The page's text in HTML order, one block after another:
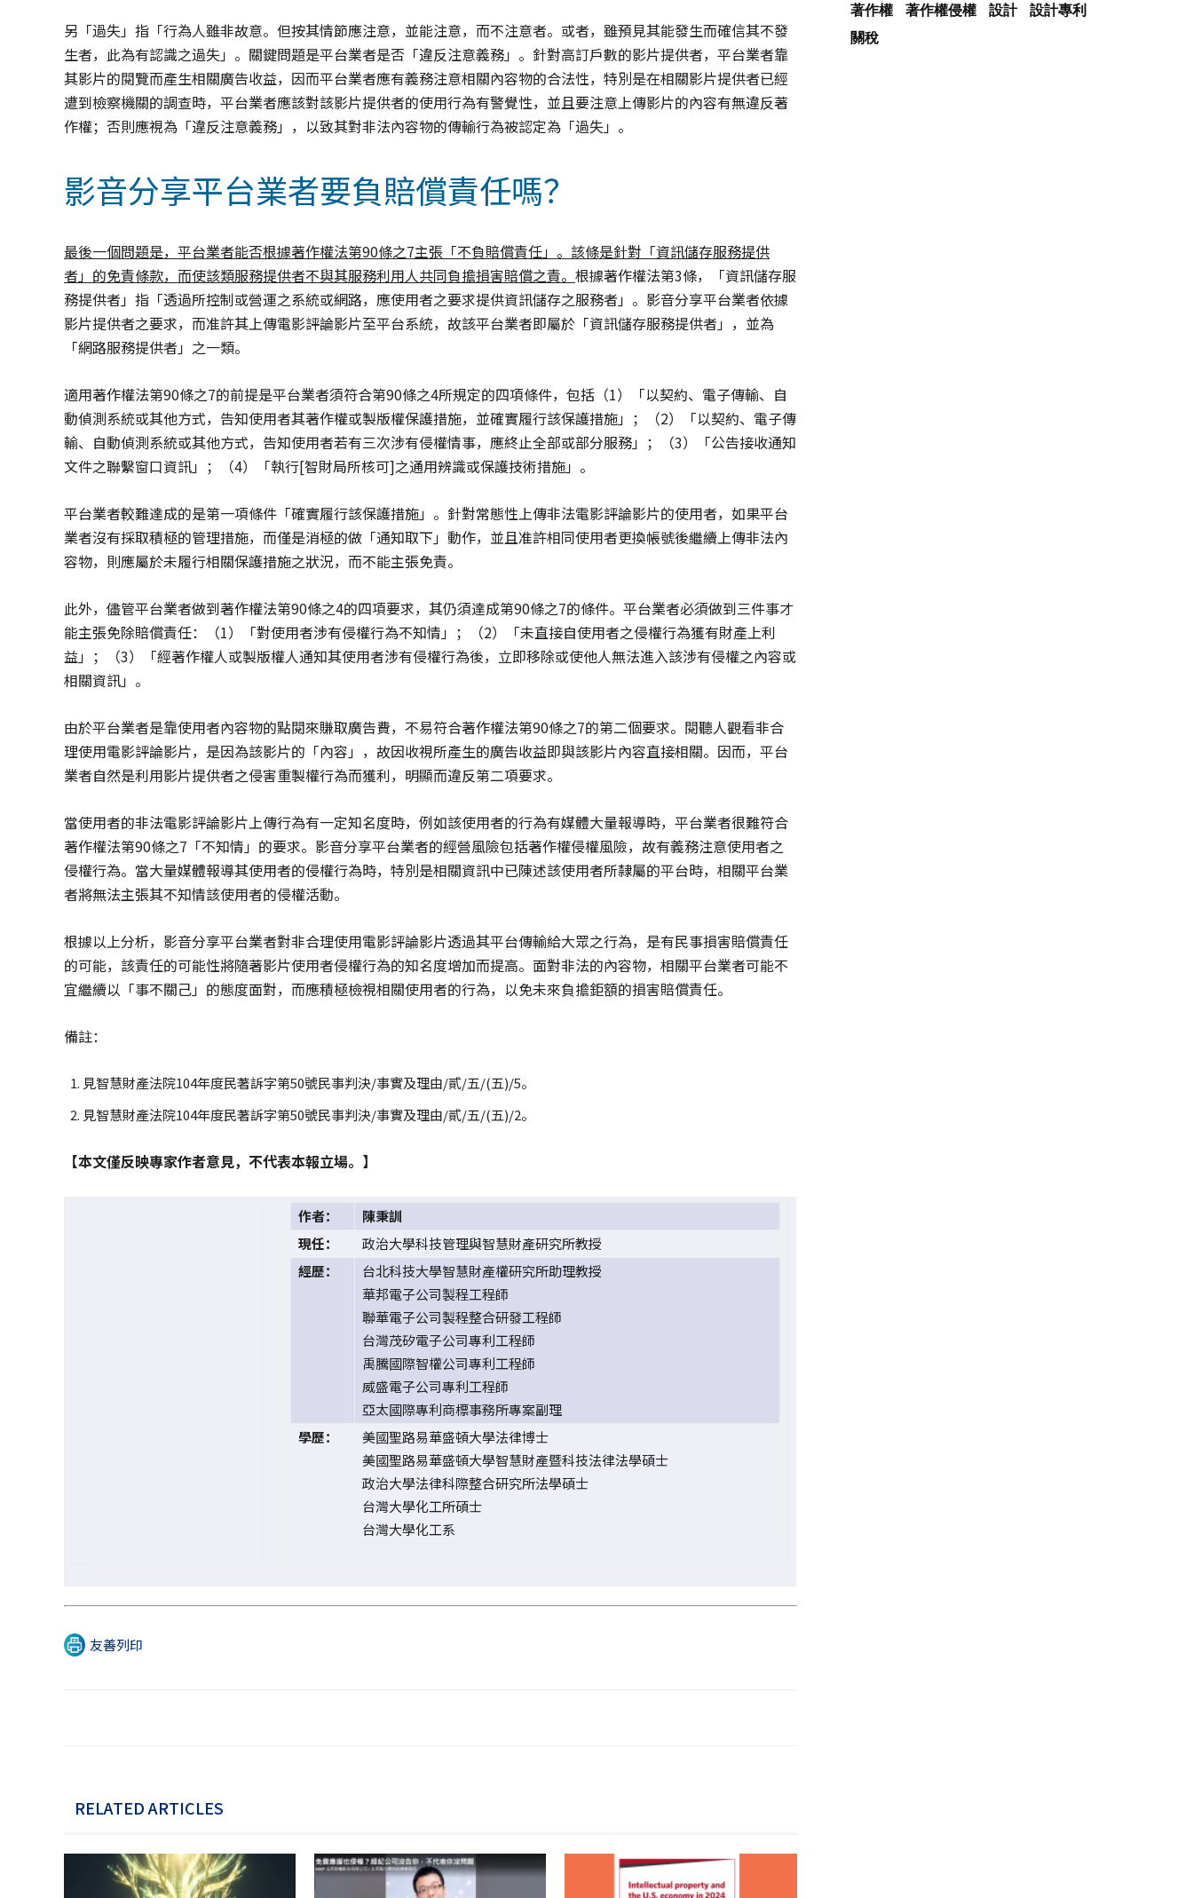
另「過失」指「行為人雖非故意。但按其情節應注意，並能注意，而不注意者。或者，雖預見其能發生而確信其不發
生者，此為有認識之過失」。關鍵問題是平台業者是否「違反注意義務」。針對高訂戶數的影片提供者，平台業者靠
其影片的閱覽而產生相關廣告收益，因而平台業者應有義務注意相關內容物的合法性，特別是在相關影片提供者已經
遭到檢察機關的調查時，平台業者應該對該影片提供者的使用行為有警覺性，並且要注意上傳影片的內容有無違反著
作權；否則應視為「違反注意義務」，以致其對非法內容物的傳輸行為被認定為「過失」。
影音分享平台業者要負賠償責任嗎？
最後一個問題是，平台業者能否根據著作權法第90條之7主張「不負賠償責任」。該條是針對「資訊儲存服務提供
者」的免責條款，而使該類服務提供者不與其服務利用人共同負擔損害賠償之責。 根據著作權法第3條，「資訊儲存服
務提供者」指「透過所控制或營運之系統或網路，應使用者之要求提供資訊儲存之服務者」。影音分享平台業者依據
影片提供者之要求，而准許其上傳電影評論影片至平台系統，故該平台業者即屬於「資訊儲存服務提供者」，並為
「網路服務提供者」之一類。
適用著作權法第90條之7的前提是平台業者須符合第90條之4所規定的四項條件，包括（1）「以契約、電子傳輸、自
動偵測系統或其他方式，告知使用者其著作權或製版權保護措施，並確實履行該保護措施」；（2）「以契約、電子傳
輸、自動偵測系統或其他方式，告知使用者若有三次涉有侵權情事，應終止全部或部分服務」；（3）「公告接收通知
文件之聯繫窗口資訊」；（4）「執行[智財局所核可]之通用辨識或保護技術措施」。
平台業者較難達成的是第一項條件「確實履行該保護措施」。針對常態性上傳非法電影評論影片的使用者，如果平台
業者沒有採取積極的管理措施，而僅是消極的做「通知取下」動作，並且准許相同使用者更換帳號後繼續上傳非法內
容物，則應屬於未履行相關保護措施之狀況，而不能主張免責。
此外，儘管平台業者做到著作權法第90條之4的四項要求，其仍須達成第90條之7的條件。平台業者必須做到三件事才
能主張免除賠償責任：（1）「對使用者涉有侵權行為不知情」；（2）「未直接自使用者之侵權行為獲有財產上利
益」；（3）「經著作權人或製版權人通知其使用者涉有侵權行為後，立即移除或使他人無法進入該涉有侵權之內容或
相關資訊」。
由於平台業者是靠使用者內容物的點閱來賺取廣告費，不易符合著作權法第90條之7的第二個要求。閱聽人觀看非合
理使用電影評論影片，是因為該影片的「內容」，故因收視所產生的廣告收益即與該影片內容直接相關。因而，平台
業者自然是利用影片提供者之侵害重製權行為而獲利，明顯而違反第二項要求。
當使用者的非法電影評論影片上傳行為有一定知名度時，例如該使用者的行為有媒體大量報導時，平台業者很難符合
著作權法第90條之7「不知情」的要求。影音分享平台業者的經營風險包括著作權侵權風險，故有義務注意使用者之
侵權行為。當大量媒體報導其使用者的侵權行為時，特別是相關資訊中已陳述該使用者所隸屬的平台時，相關平台業
者將無法主張其不知情該使用者的侵權活動。
根據以上分析，影音分享平台業者對非合理使用電影評論影片透過其平台傳輸給大眾之行為，是有民事損害賠償責任
的可能，該責任的可能性將隨著影片使用者侵權行為的知名度增加而提高。面對非法的內容物，相關平台業者可能不
宜繼續以「事不關己」的態度面對，而應積極檢視相關使用者的行為，以免未來負擔鉅額的損害賠償責任。
備註：
見智慧財產法院104年度民著訴字第50號民事判決/事實及理由/貳/五/(五)/5。
見智慧財產法院104年度民著訴字第50號民事判決/事實及理由/貳/五/(五)/2。
【本文僅反映專家作者意見，不代表本報立場。】
作者：
陳秉訓
現任：
政治大學科技管理與智慧財產研究所教授
經歷：
台北科技大學智慧財產權研究所助理教授
華邦電子公司製程工程師
聯華電子公司製程整合研發工程師
台灣茂矽電子公司專利工程師
禹騰國際智權公司專利工程師
威盛電子公司專利工程師
亞太國際專利商標事務所專案副理
學歷：
美國聖路易華盛頓大學法律博士
美國聖路易華盛頓大學智慧財產暨科技法律法學碩士
政治大學法律科際整合研究所法學碩士
台灣大學化工所碩士
台灣大學化工系
友善列印
RELATED ARTICLES
著作權
著作權侵權 設計
設計專利
關稅